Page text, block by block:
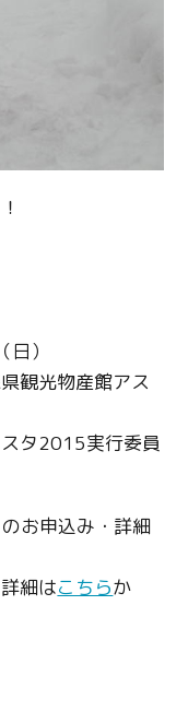
）
観光物産館アス
2015実行委員
お申込み・詳細
細はこちらか